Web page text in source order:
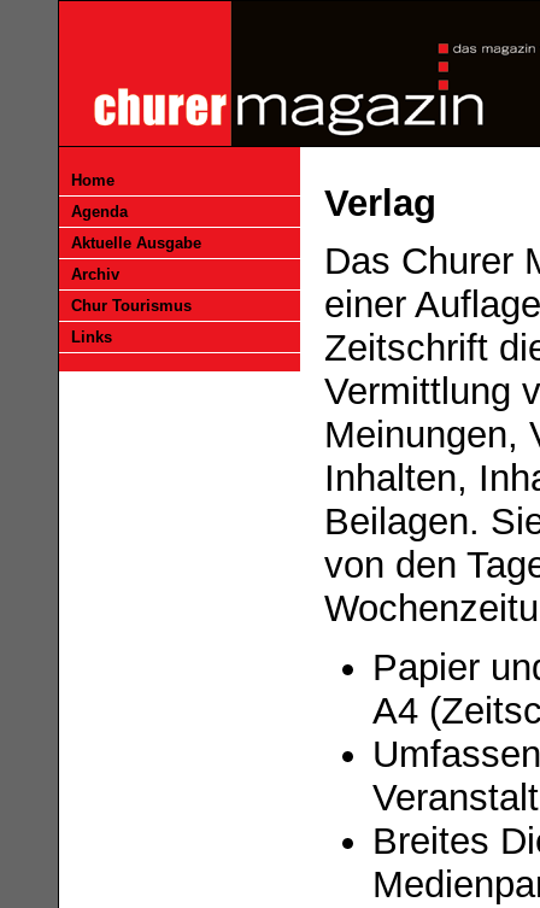
Home
Agenda
Aktuelle Ausgabe
Archiv
Chur Tourismus
Links
Verlag
Das Churer
einer
Zeitschrift
Vermittlung
Meinungen,
Inhalten,
Beilagen.
von den
Papier
A4
Breites